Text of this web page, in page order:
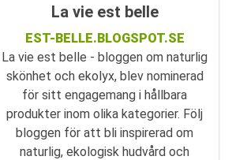
La vie est belle
EST-BELLE.BLOGSPOT.SE
La vie est belle - bloggen om naturlig
skönhet och ekolyx, blev nominerad
för sitt engagemang i hållbara
produkter inom olika kategorier. Följ
bloggen för att bli inspirerad om
naturlig, ekologisk hudvård och